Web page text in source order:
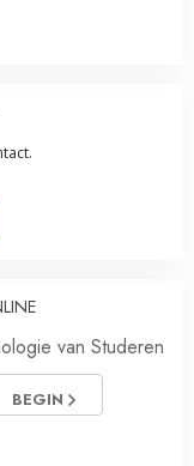
van Studeren
BEGIN